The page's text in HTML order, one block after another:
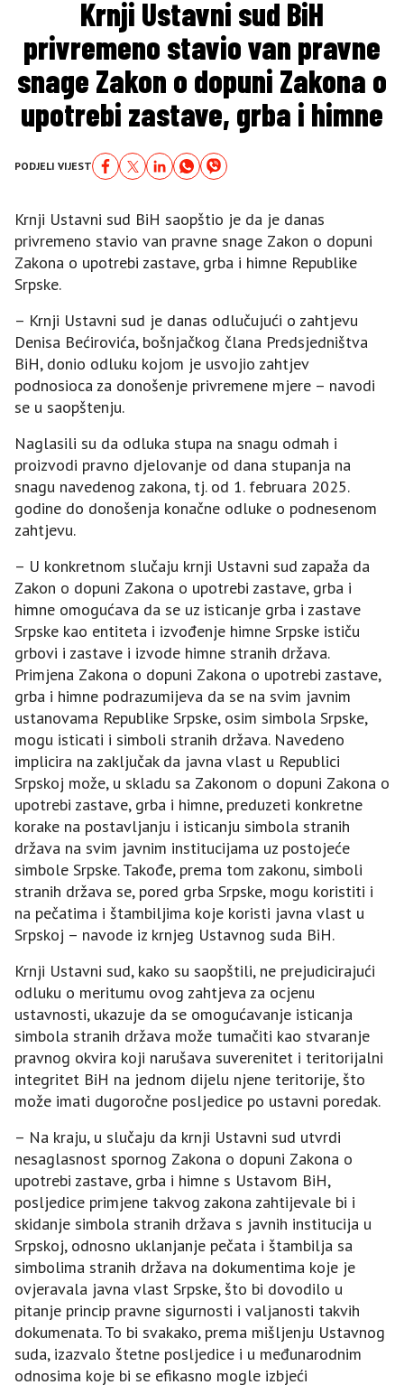
Krnji Ustavni sud BiH
privremeno stavio van pravne
snage Zakon o dopuni Zakona o
upotrebi zastave, grba i himne
PODJELI VIJEST
Krnji Ustavni sud BiH saopštio je da je danas
privremeno stavio van pravne snage Zakon o dopuni
Zakona o upotrebi zastave, grba i himne Republike
Srpske.
– Krnji Ustavni sud je danas odlučujući o zahtjevu
Denisa Bećirovića, bošnjačkog člana Predsjedništva
BiH, donio odluku kojom je usvojio zahtjev
podnosioca za donošenje privremene mjere – navodi
se u saopštenju.
Naglasili su da odluka stupa na snagu odmah i
proizvodi pravno djelovanje od dana stupanja na
snagu navedenog zakona, tj. od 1. februara 2025.
godine do donošenja konačne odluke o podnesenom
zahtjevu.
– U konkretnom slučaju krnji Ustavni sud zapaža da
Zakon o dopuni Zakona o upotrebi zastave, grba i
himne omogućava da se uz isticanje grba i zastave
Srpske kao entiteta i izvođenje himne Srpske ističu
grbovi i zastave i izvode himne stranih država.
Primjena Zakona o dopuni Zakona o upotrebi zastave,
grba i himne podrazumijeva da se na svim javnim
ustanovama Republike Srpske, osim simbola Srpske,
mogu isticati i simboli stranih država. Navedeno
implicira na zaključak da javna vlast u Republici
Srpskoj može, u skladu sa Zakonom o dopuni Zakona o
upotrebi zastave, grba i himne, preduzeti konkretne
korake na postavljanju i isticanju simbola stranih
država na svim javnim institucijama uz postojeće
simbole Srpske. Takođe, prema tom zakonu, simboli
stranih država se, pored grba Srpske, mogu koristiti i
na pečatima i štambiljima koje koristi javna vlast u
Srpskoj – navode iz krnjeg Ustavnog suda BiH.
Krnji Ustavni sud, kako su saopštili, ne prejudicirajući
odluku o meritumu ovog zahtjeva za ocjenu
ustavnosti, ukazuje da se omogućavanje isticanja
simbola stranih država može tumačiti kao stvaranje
pravnog okvira koji narušava suverenitet i teritorijalni
integritet BiH na jednom dijelu njene teritorije, što
može imati dugoročne posljedice po ustavni poredak.
– Na kraju, u slučaju da krnji Ustavni sud utvrdi
nesaglasnost spornog Zakona o dopuni Zakona o
upotrebi zastave, grba i himne s Ustavom BiH,
posljedice primjene takvog zakona zahtijevale bi i
skidanje simbola stranih država s javnih institucija u
Srpskoj, odnosno uklanjanje pečata i štambilja sa
simbolima stranih država na dokumentima koje je
ovjeravala javna vlast Srpske, što bi dovodilo u
pitanje princip pravne sigurnosti i valjanosti takvih
dokumenata. To bi svakako, prema mišljenju Ustavnog
suda, izazvalo štetne posljedice i u međunarodnim
odnosima koje bi se efikasno mogle izbjeći